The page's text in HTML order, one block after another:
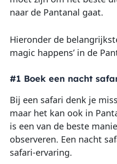
naar de Pantanal gaat.
Hieronder de
magic happens’ in de
#1 Boek een nacht
Bij een safari denk je
maar het kan ook in
is een van de beste
observeren. Een nacht
safari-ervaring.